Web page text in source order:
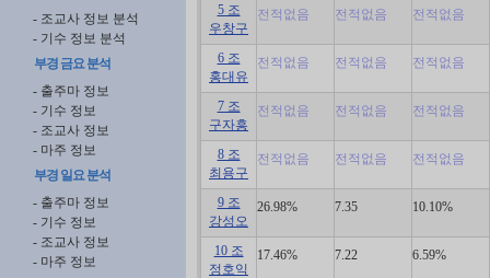
- 조교사 정보 분석
- 기수 정보 분석
부경 금요 분석
- 출주마 정보
- 기수 정보
- 조교사 정보
- 마주 정보
부경 일요 분석
- 출주마 정보
- 기수 정보
- 조교사 정보
- 마주 정보
5 조
우창구
전적없음 전적없음 전적없음
6 조
홍대유
전적없음 전적없음 전적없음
7 조
구자흥
전적없음 전적없음 전적없음
8 조
최용구
전적없음 전적없음 전적없음
9 조
강성오
26.98% 7.35 10.10%
10 조
정호익
17.46% 7.22 6.59%